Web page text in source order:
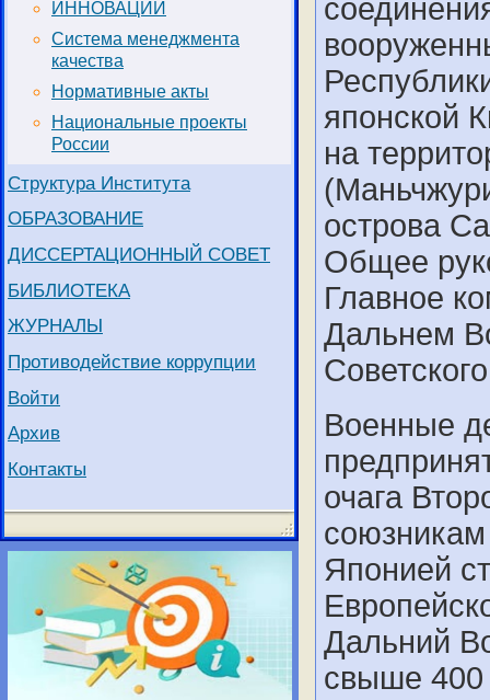
ИННОВАЦИИ
Система менеджмента
качества
Нормативные акты
Национальные проекты
России
Структура Института
ОБРАЗОВАНИЕ
ДИССЕРТАЦИОННЫЙ СОВЕТ
БИБЛИОТЕКА
ЖУРНАЛЫ
Противодействие коррупции
Войти
Архив
Контакты
японской
на
острова
Общее
Главное
Дальнем
Военные
очага
Японией
Дальний
свыше 400